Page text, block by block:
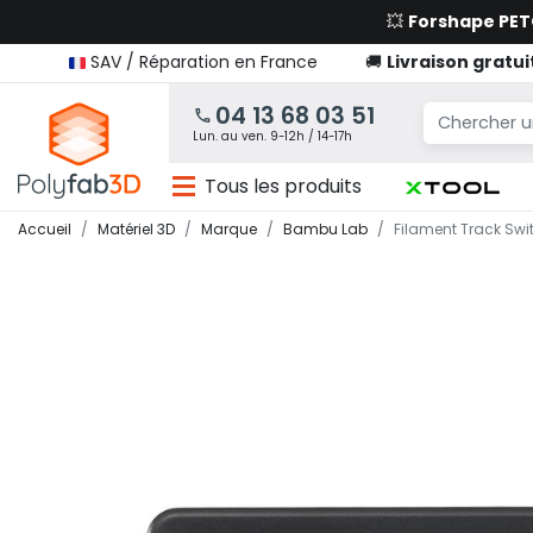
💥 Forshape
SAV / Réparation en France
🚚 Livraison
04 13 68 03 51
Lun. au ven. 9-12h / 14-17h
Tous les produits
Accueil Matériel 3D Marque Bambu Lab Filament Track